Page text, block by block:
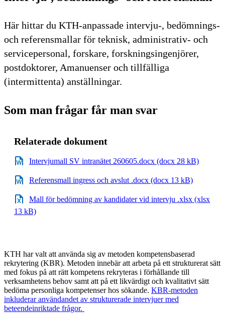
Här hittar du KTH-anpassade intervju-, bedömnings-
och referensmallar för teknisk, administrativ- och
servicepersonal, forskare, forskningsingenjörer,
postdoktorer, Amanuenser och tillfälliga
(intermittenta) anställningar.
Som man frågar får man svar
Relaterade dokument
Intervjumall SV intranätet 260605.docx (docx 28 kB)
Referensmall ingress och avslut .docx (docx 13 kB)
Mall för bedömning av kandidater vid intervju .xlsx (xlsx
13 kB)
KTH har valt att använda sig av metoden kompetensbaserad
rekrytering (KBR). Metoden innebär att arbeta på ett strukturerat sätt
med fokus på att rätt kompetens rekryteras i förhållande till
verksamhetens behov samt att på ett likvärdigt och kvalitativt sätt
bedöma personliga kompetenser hos sökande. KBR-metoden
inkluderar användandet av strukturerade intervjuer med
beteendeinriktade frågor. ​